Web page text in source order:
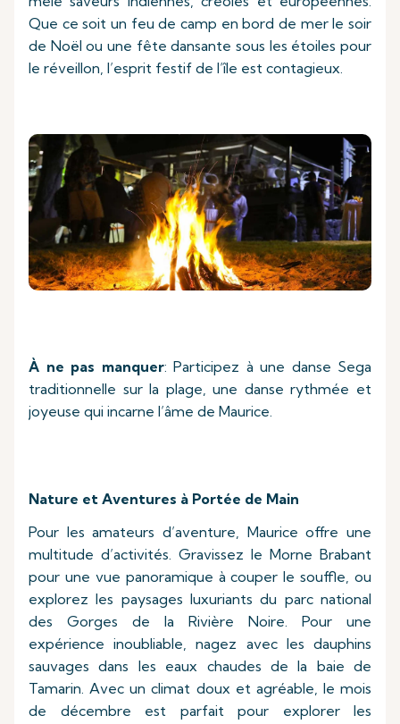
Que ce soit un feu de camp en bord de mer le soir
de Noël ou une fête dansante sous les étoiles pour
le réveillon, l’esprit festif de l’île est contagieux.
À ne pas manquer: Participez à une danse Sega
traditionnelle sur la plage, une danse rythmée et
joyeuse qui incarne l’âme de Maurice.
Nature et Aventures à Portée de Main
Pour les amateurs d’aventure, Maurice offre une
multitude d’activités. Gravissez le Morne Brabant
pour une vue panoramique à couper le souffle, ou
explorez les paysages luxuriants du parc national
des Gorges de la Rivière Noire. Pour une
expérience inoubliable, nagez avec les dauphins
sauvages dans les eaux chaudes de la baie de
Tamarin. Avec un climat doux et agréable, le mois
de décembre est parfait pour explorer les